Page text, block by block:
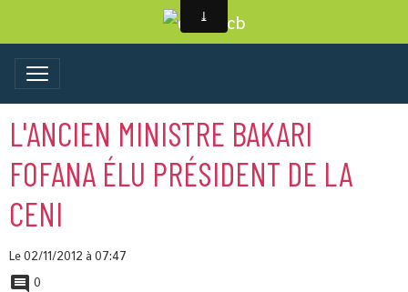
L'ANCIEN MINISTRE BAKARI
FOFANA ÉLU PRÉSIDENT DE LA
CENI
Le 02/11/2012 à 07:47
0